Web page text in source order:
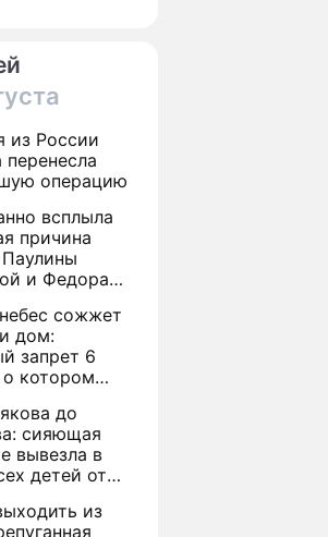
из России
перенесла
операцию
всплыла
причина
и Федора
сожжет
дом:
запрет 6
о котором
до
сияющая
вывезла в
детей от
из